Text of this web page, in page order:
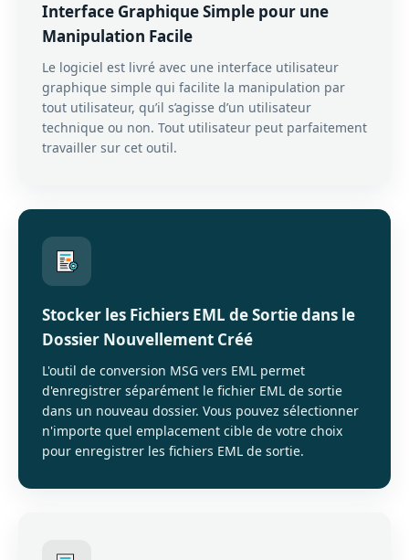
Interface Graphique Simple pour une
Manipulation Facile
Le logiciel est livré avec une interface utilisateur
graphique simple qui facilite la manipulation par
tout utilisateur, qu’il s’agisse d’un utilisateur
technique ou non. Tout utilisateur peut parfaitement
travailler sur cet outil.
Stocker les Fichiers EML de Sortie dans le
Dossier Nouvellement Créé
L'outil de conversion MSG vers EML permet
d'enregistrer séparément le fichier EML de sortie
dans un nouveau dossier. Vous pouvez sélectionner
n'importe quel emplacement cible de votre choix
pour enregistrer les fichiers EML de sortie.